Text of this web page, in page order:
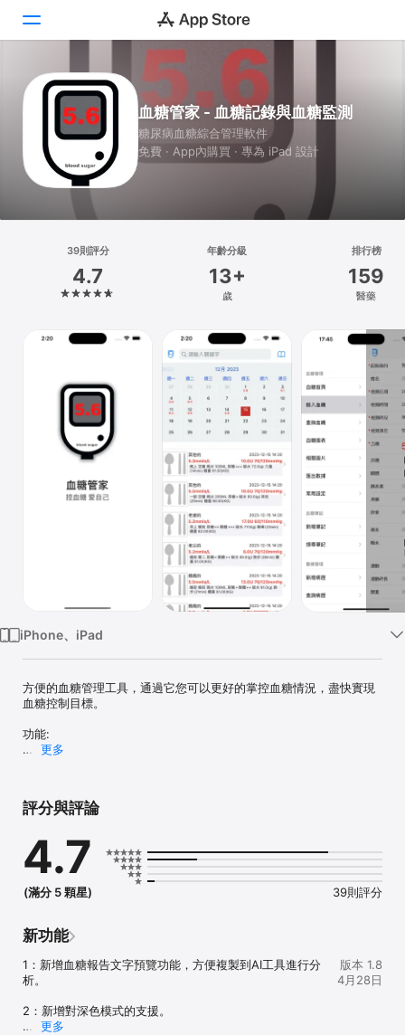
Today
遊戲
App
Arcade
搜尋
iPhone
Vision
血糖管家 - 血糖記錄與血糖監測
糖尿病血糖綜合管理軟件
免費 · App內購買 · 專為 iPad 設計
39則評分
4.7
年齡分級
13+
歲
排行榜
159
醫藥
iPhone、iPad
方便的血糖管理工具，通過它您可以更好的掌控血糖情況，盡快實現
血糖控制目標。
功能:
相關照片等。
血糖記錄、支持通過關鍵詞查詢某日血糖記錄。
-刪除血糖記錄，支持刪除不需要的臨時血糖記錄。
-血糖報表，支持統計某個時間段的血糖情況生成各種圖表，包括空
腹,餐前,餐一,餐二,餐三,隨機血糖-控糖情況，您可以通過打印或者通
過郵件等方式發送給您的醫生。
查看某天吃了某種食物對應的血糖是多少。
來。
-系統設置，支持設置血糖單位或空調目標，您可以設置成當地的血糖
-使用反饋，通過它您可以隨時隨地的給我們反饋使用信息
更多
評分與評論
4.7
(滿分 5 顆星) 39則評分
新功能
1：新增血糖報告文字預覽功能，方便複製到AI工具進行分
析。
2：新增對深色模式的支援。
更多
版本 1.8
4月28日